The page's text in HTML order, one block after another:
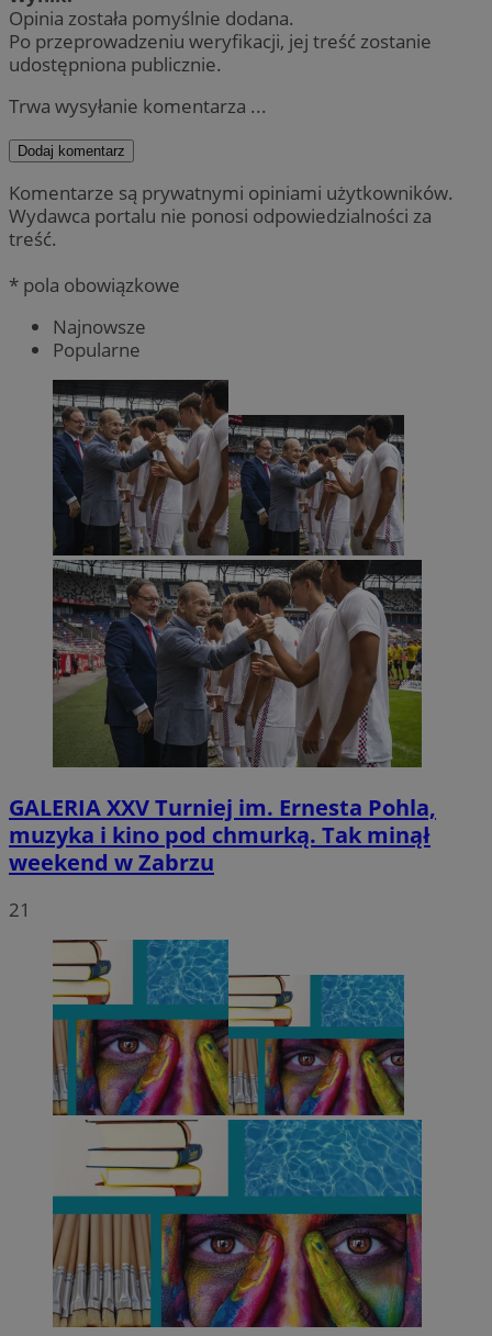
Opinia została pomyślnie dodana.
Po przeprowadzeniu weryfikacji, jej treść zostanie
udostępniona publicznie.
Trwa wysyłanie komentarza ...
Dodaj komentarz
Komentarze są prywatnymi opiniami użytkowników.
Wydawca portalu nie ponosi odpowiedzialności za
treść.
* pola obowiązkowe
Najnowsze
Popularne
GALERIAXXV Turniej im. Ernesta Pohla,
muzyka i kino pod chmurką. Tak minął
weekend w Zabrzu
21